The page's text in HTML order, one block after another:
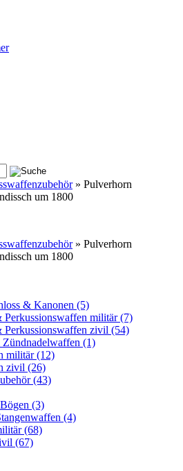
» Pulverhorn
um 1800
» Pulverhorn
um 1800
& Kanonen (5)
Perkussionswaffen militär(7)
Perkussionswaffen zivil (54)
(1)
militär(12)
zivil (26)
(43)
(3)
(4)
(68)
(67)